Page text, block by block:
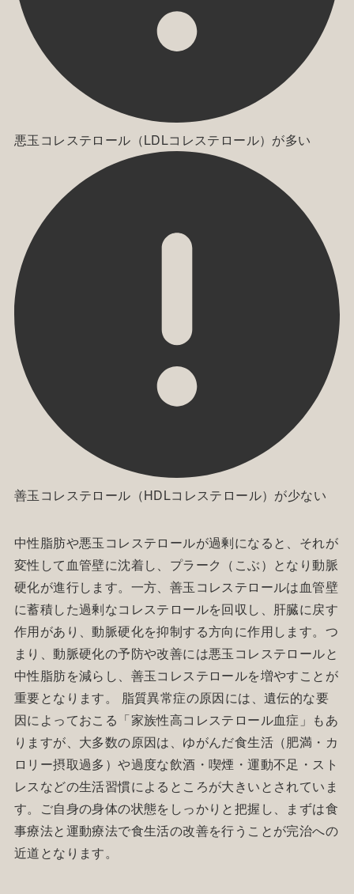
悪玉コレステロール（LDLコレステロール）が多い
善玉コレステロール（HDLコレステロール）が少ない
中性脂肪や悪玉コレステロールが過剰になると、それが
変性して血管壁に沈着し、プラーク（こぶ）となり動脈
硬化が進行します。一方、善玉コレステロールは血管壁
に蓄積した過剰なコレステロールを回収し、肝臓に戻す
作用があり、動脈硬化を抑制する方向に作用します。つ
まり、動脈硬化の予防や改善には悪玉コレステロールと
中性脂肪を減らし、善玉コレステロールを増やすことが
重要となります。 脂質異常症の原因には、遺伝的な要
因によっておこる「家族性高コレステロール血症」もあ
りますが、大多数の原因は、ゆがんだ食生活（肥満・カ
ロリー摂取過多）や過度な飲酒・喫煙・運動不足・スト
レスなどの生活習慣によるところが大きいとされていま
す。ご自身の身体の状態をしっかりと把握し、まずは食
事療法と運動療法で食生活の改善を行うことが完治への
近道となります。